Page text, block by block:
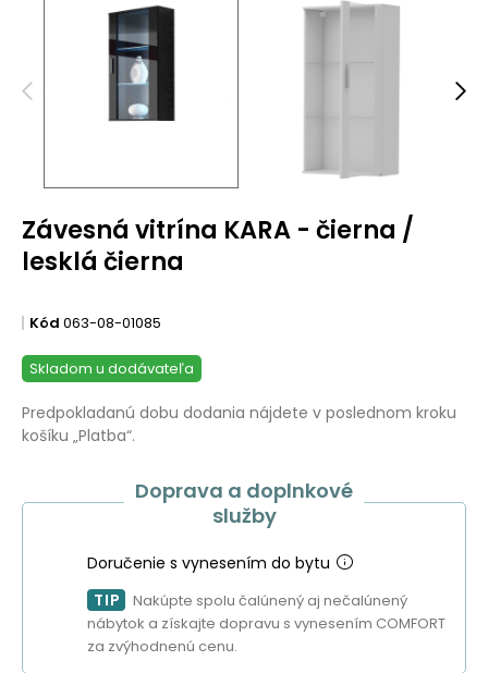
Závesná vitrína KARA - čierna /
lesklá čierna
Kód 063-08-01085
Skladom u dodávateľa
Predpokladanú dobu dodania nájdete v poslednom kroku
košíku „Platba“.
Doprava a doplnkové
služby
Doručenie s vynesením do bytu
TIP
Nakúpte spolu čalúnený aj nečalúnený
nábytok a získajte dopravu s vynesením COMFORT
za zvýhodnenú cenu.